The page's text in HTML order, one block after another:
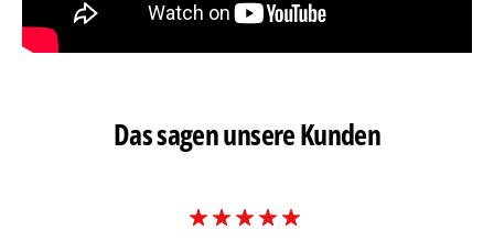
Das sagen unsere Kunden